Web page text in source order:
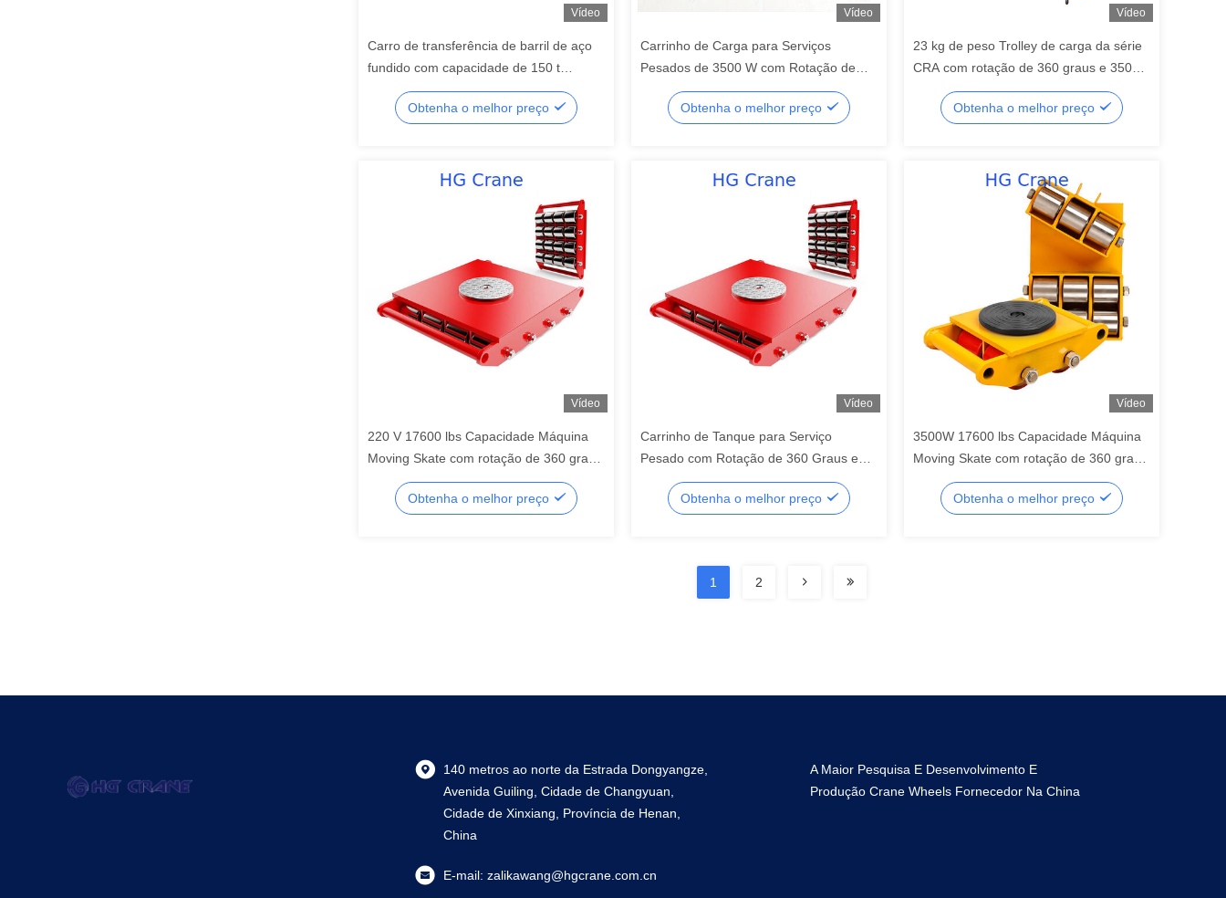
Vídeo
Carro de transferência de barril de aço
fundido com capacidade de 150 t
resistente ao calor com sistema de
condução dupla
Obtenha o melhor preço
Vídeo
Carrinho de Carga para Serviços
Pesados de 3500 W com Rotação de
360 Graus e Tamanho da Mesa de
2000*2000*600 para Movimentação de
Obtenha o melhor preço
Vídeo
23 kg de peso Trolley de carga da série
CRA com rotação de 360 graus e 3500
W de potência para transporte eficiente
Obtenha o melhor preço
Vídeo
220 V 17600 lbs Capacidade Máquina
Moving Skate com rotação de 360 graus
para transporte de equipamentos
pesadosObtenha o melhor preço
Vídeo
Carrinho de Tanque para Serviço
Pesado com Rotação de 360 Graus e
Rodas de Aço e PU para Transporte
Eficiente de Carga
Obtenha o melhor preço
Vídeo
3500W 17600 lbs Capacidade Máquina
Moving Skate com rotação de 360 graus
para transporte de equipamentos
pesadosObtenha o melhor preço
1 2
140 metros ao norte da Estrada Dongyangze,
Avenida Guiling, Cidade de Changyuan,
Cidade de Xinxiang, Província de Henan,
China
E-mail: zalikawang@hgcrane.com.cn
A Maior Pesquisa E Desenvolvimento E
Produção Crane Wheels Fornecedor Na China